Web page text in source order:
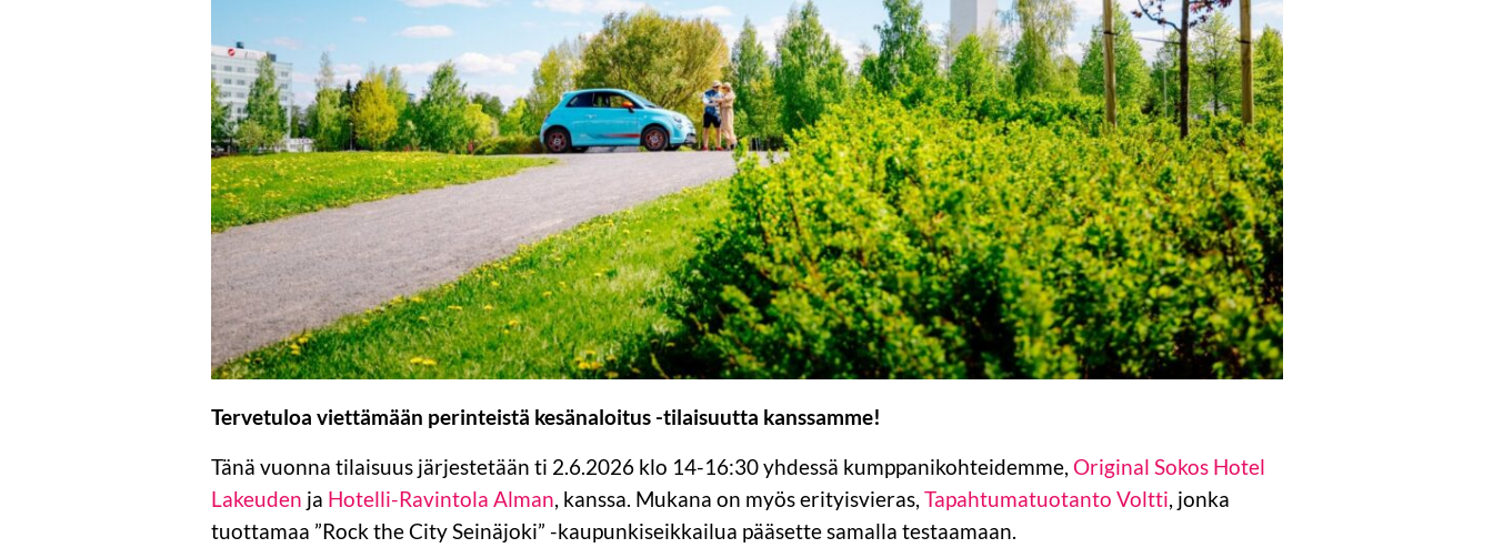
Tervetuloa viettämään perinteistä kesänaloitus -tilaisuutta kanssamme!
Tänä vuonna tilaisuus järjestetään ti 2.6.2026 klo 14-16:30 yhdessä kumppanikohteidemme, Original Sokos Hotel
Lakeuden ja Hotelli-Ravintola Alman, kanssa. Mukana on myös erityisvieras, Tapahtumatuotanto Voltti, jonka
tuottamaa ”Rock the City Seinäjoki” -kaupunkiseikkailua pääsette samalla testaamaan.